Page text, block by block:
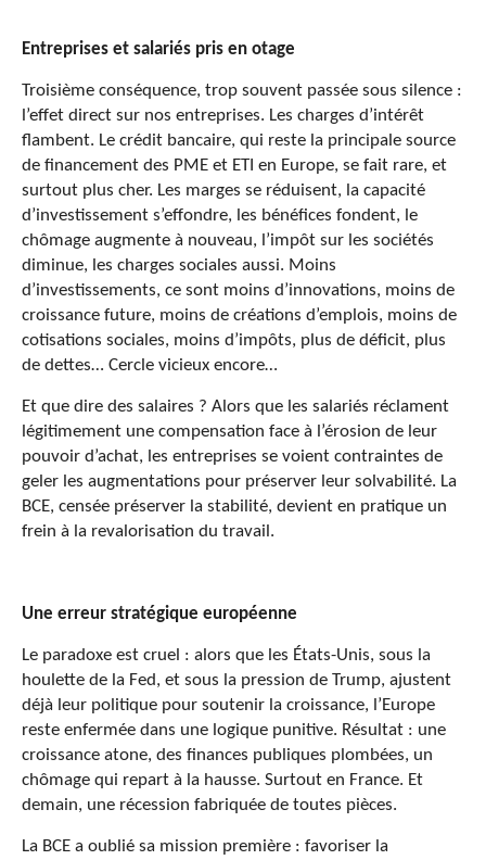
Entreprises et salariés pris en otage
Troisième conséquence, trop souvent passée sous silence :
l’effet direct sur nos entreprises. Les charges d’intérêt
flambent. Le crédit bancaire, qui reste la principale source
de financement des PME et ETI en Europe, se fait rare, et
surtout plus cher. Les marges se réduisent, la capacité
d’investissement s’effondre, les bénéfices fondent, le
chômage augmente à nouveau, l’impôt sur les sociétés
diminue, les charges sociales aussi. Moins
d’investissements, ce sont moins d’innovations, moins de
croissance future, moins de créations d’emplois, moins de
cotisations sociales, moins d’impôts, plus de déficit, plus
de dettes… Cercle vicieux encore…
Et que dire des salaires ? Alors que les salariés réclament
légitimement une compensation face à l’érosion de leur
pouvoir d’achat, les entreprises se voient contraintes de
geler les augmentations pour préserver leur solvabilité. La
BCE, censée préserver la stabilité, devient en pratique un
frein à la revalorisation du travail.
Une erreur stratégique européenne
Le paradoxe est cruel : alors que les États-Unis, sous la
houlette de la Fed, et sous la pression de Trump, ajustent
déjà leur politique pour soutenir la croissance, l’Europe
reste enfermée dans une logique punitive. Résultat : une
croissance atone, des finances publiques plombées, un
chômage qui repart à la hausse. Surtout en France. Et
demain, une récession fabriquée de toutes pièces.
La BCE a oublié sa mission première : favoriser la